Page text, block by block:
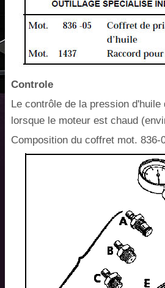
Controle
Le contrôle de la pression
lorsque le moteur est chaud
Composition du coffret mot. 836-